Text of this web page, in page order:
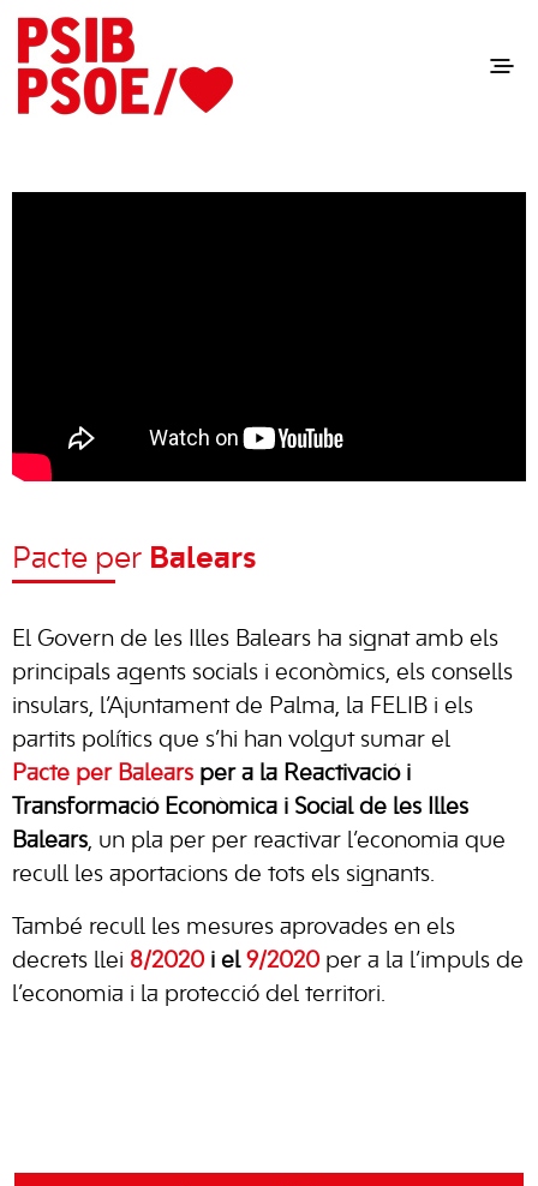
Pacte per Balears
El Govern de les Illes Balears ha signat amb els
principals agents socials i econòmics, els consells
insulars, l’Ajuntament de Palma, la FELIB i els
partits polítics que s’hi han volgut sumar el
Pacte per Balears per a la Reactivació i
Transformació Econòmica i Social de les Illes
Balears, un pla per per reactivar l’economia que
recull les aportacions de tots els signants.
També recull les mesures aprovades en els
decrets llei 8/2020i el 9/2020per a la l’impuls de
l’economia i la protecció del territori.